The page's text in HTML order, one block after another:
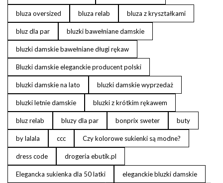
bluza oversized bluza relab bluza z kryształkami
bluz dla par bluzki bawełniane damskie
bluzki damskie bawełniane długi rękaw
Bluzki damskie eleganckie producent polski
bluzki damskie na lato bluzki damskie wyprzedaż
bluzki letnie damskie bluzki z krótkim rękawem
bluz relab bluzy dla par bonprix sweter buty
by lalala ccc Czy kolorowe sukienki są modne?
dress code drogeria ebutik.pl
Elegancka sukienka dla 50 latki eleganckie bluzki damskie